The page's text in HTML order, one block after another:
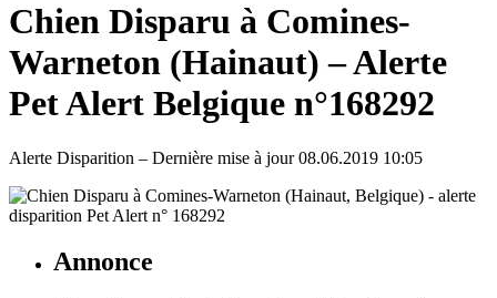
Chien Disparu à Comines-
Warneton (Hainaut) – Alerte
Pet Alert Belgique n°168292
Alerte Disparition – Dernière mise à jour 08.06.2019 10:05
Annonce